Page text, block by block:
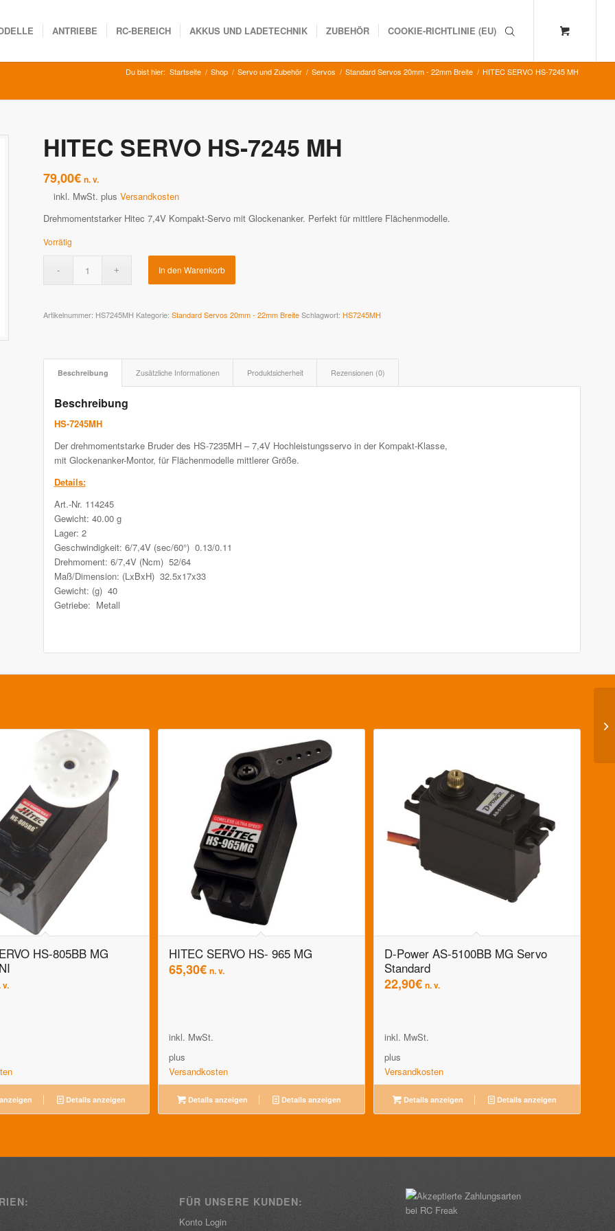
ANTRIEBE RC-BEREICH AKKUS UND LADETECHNIK ZUBEHÖR COOKIE-RICHTLINIE (EU)
Du bist hier: Startseite / Shop / Servo und Zubehör / Servos / Standard Servos 20mm - 22mm Breite / HITEC SERVO HS-7245 MH
HITEC SERVO HS-7245 MH
79,00€ n. v.
inkl. MwSt. plus Versandkosten
Drehmomentstarker Hitec 7,4V Kompakt-Servo mit Glockenanker. Perfekt für mittlere Flächenmodelle.
Vorrätig
In den Warenkorb
Artikelnummer: HS7245MH Kategorie: Standard Servos 20mm - 22mm Breite Schlagwort: HS7245MH
Beschreibung Zusätzliche Informationen Produktsicherheit Rezensionen (0)
Beschreibung
HS-7245MH
Der drehmomentstarke Bruder des HS-7235MH – 7,4V Hochleistungsservo in der Kompakt-Klasse,
mit Glockenanker-Montor, für Flächenmodelle mittlerer Größe.
Details:
Art.-Nr. 114245
Gewicht: 40.00 g
Lager: 2
Geschwindigkeit: 6/7,4V (sec/60°) 0.13/0.11
Drehmoment: 6/7,4V (Ncm) 52/64
Maß/Dimension: (LxBxH) 32.5x17x33
Gewicht: (g) 40
Getriebe: Metall
HS-805BB MG
v.
Details anzeigen
HITEC SERVO HS- 965 MG
65,30€ n. v.
inkl. MwSt.
plus
Versandkosten
Details anzeigen Details anzeigen
D-Power AS-5100BB MG Servo
Standard
22,90€ n. v.
inkl. MwSt.
plus
Versandkosten
Details anzeigen Details anzeigen
FÜR UNSERE KUNDEN:
Konto Login